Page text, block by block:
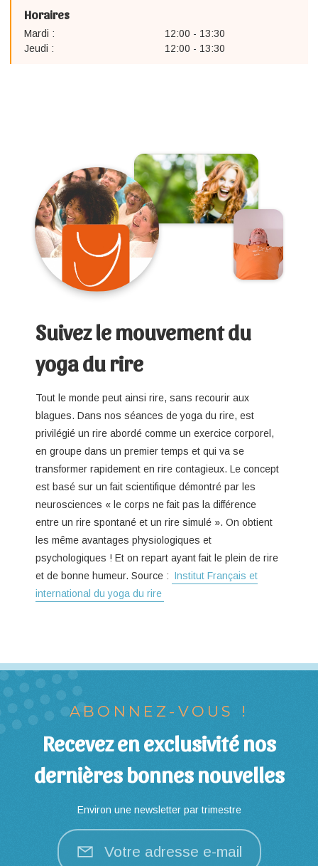
Horaires
Mardi :
12:00 - 13:30
Jeudi :
12:00 - 13:30
Suivez le mouvement du
yoga du rire
Tout le monde peut ainsi rire, sans recourir aux
blagues. Dans nos séances de yoga du rire, est
privilégié un rire abordé comme un exercice corporel,
en groupe dans un premier temps et qui va se
transformer rapidement en rire contagieux. Le concept
est basé sur un fait scientifique démontré par les
neurosciences « le corps ne fait pas la différence
entre un rire spontané et un rire simulé ». On obtient
les même avantages physiologiques et
psychologiques ! Et on repart ayant fait le plein de rire
et de bonne humeur. Source : Institut Français et
international du yoga du rire
ABONNEZ-VOUS !
Recevez en exclusivité nos
dernières bonnes nouvelles
Environ une newsletter par trimestre
Votre adresse e-mail